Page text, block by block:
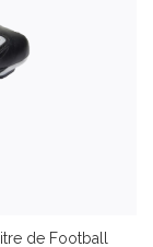
de Football